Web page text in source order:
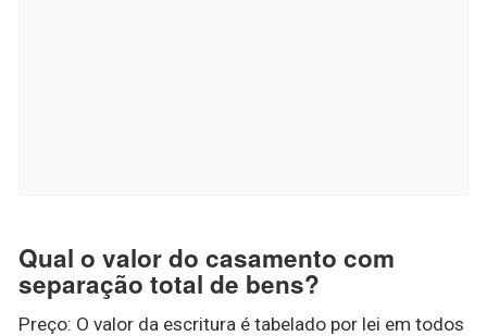
Qual o valor do casamento com
separação total de bens?
Preço: O valor da escritura é tabelado por lei em todos